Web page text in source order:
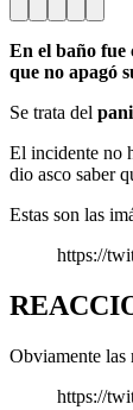
En el baño fue
que no apagó
Se trata del
El incidente no
dio asco saber
Estas son las
https://
Obviamente las
https://